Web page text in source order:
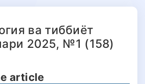
ва тиббиёт
2025, №1 (158)
article